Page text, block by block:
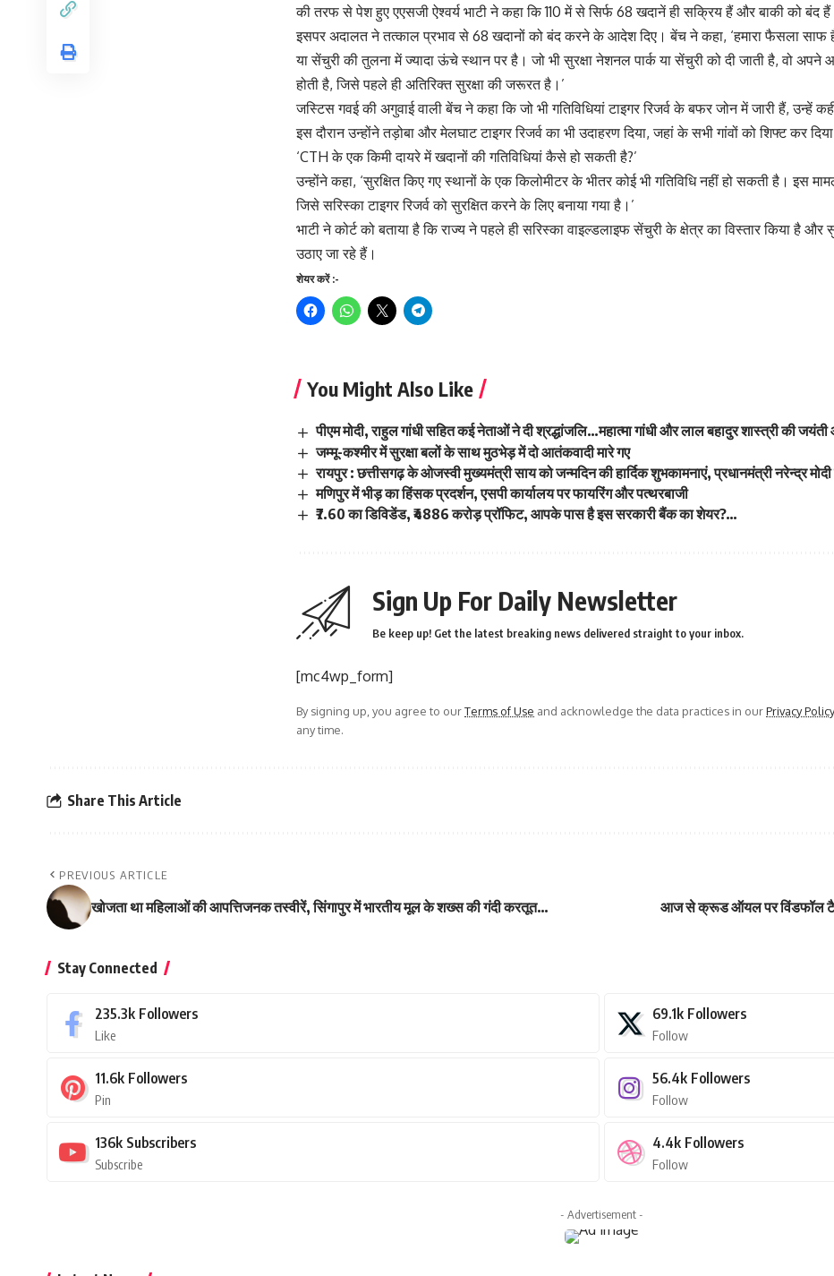
की तरफ से पेश हुए एएसजी ऐश्वर्य भाटी ने कहा कि 110 में से सिर्फ 68 खदानें ही सक्रिय हैं और बाकी को बंद
इसपर अदालत ने तत्काल प्रभाव से 68 खदानों को बंद करने के आदेश दिए। बेंच ने कहा, ‘हमारा फैसला साफ
या सेंचुरी की तुलना में ज्यादा ऊंचे स्थान पर है। जो भी सुरक्षा नेशनल पार्क या सेंचुरी को दी जाती है, वो अपने
होती है, जिसे पहले ही अतिरिक्त सुरक्षा की जरूरत है।’
जस्टिस गवई की अगुवाई वाली बेंच ने कहा कि जो भी गतिविधियां टाइगर रिजर्व के बफर जोन में जारी हैं, उन्हें
इस दौरान उन्होंने तड़ोबा और मेलघाट टाइगर रिजर्व का भी उदाहरण दिया, जहां के सभी गांवों को शिफ्ट कर
‘CTH के एक किमी दायरे में खदानों की गतिविधियां कैसे हो सकती है?’
उन्होंने कहा, ‘सुरक्षित किए गए स्थानों के एक किलोमीटर के भीतर कोई भी गतिविधि नहीं हो सकती है। इस
जिसे सरिस्का टाइगर रिजर्व को सुरक्षित करने के लिए बनाया गया है।’
भाटी ने कोर्ट को बताया है कि राज्य ने पहले ही सरिस्का वाइल्डलाइफ सेंचुरी के क्षेत्र का विस्तार किया है
उठाए जा रहे हैं।
शेयर करें :-
You Might Also Like
पीएम मोदी, राहुल गांधी सहित कई नेताओं ने दी श्रद्धांजलि…महात्मा गांधी और लाल बहादुर शास्त्री की
जम्मू-कश्मीर में सुरक्षा बलों के साथ मुठभेड़ में दो आतंकवादी मारे गए
रायपुर : छत्तीसगढ़ के ओजस्वी मुख्यमंत्री साय को जन्मदिन की हार्दिक शुभकामनाएं, प्रधानमंत्री नरेन्द्र
मणिपुर में भीड़ का हिंसक प्रदर्शन, एसपी कार्यालय पर फायरिंग और पत्थरबाजी
₹7.60 का डिविडेंड, ₹4886 करोड़ प्रॉफिट, आपके पास है इस सरकारी बैंक का शेयर?…
Sign Up For Daily Newsletter
Be keep up! Get the latest breaking news delivered straight to your inbox.
[mc4wp_form]
By signing up, you agree to ourTerms of Use and acknowledge the data practices in ourPrivacy Policy
any time.
Share This Article
PREVIOUS ARTICLE
खोजता था महिलाओं की आपत्तिजनक तस्वीरें, सिंगापुर में भारतीय मूल के शख्स की गंदी करतूत… आज से क्रूड ऑयल पर विंडफॉल
Stay Connected
235.3k Followers
Like
69.1k Followers
Follow
11.6k Followers
Pin
56.4k Followers
Follow
136k Subscribers
Subscribe
4.4k Followers
Follow
- Advertisement -